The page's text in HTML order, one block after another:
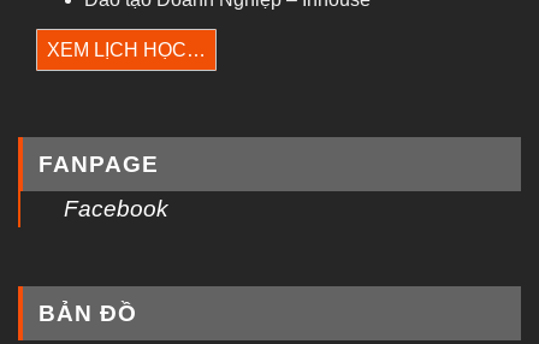
XEM LỊCH HỌC…
FANPAGE
Facebook
BẢN ĐỒ